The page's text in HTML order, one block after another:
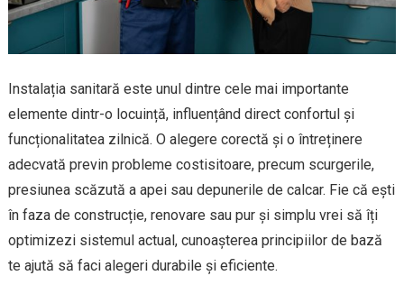
Instalația sanitară este unul dintre cele mai importante
elemente dintr-o locuință, influențând direct confortul și
funcționalitatea zilnică. O alegere corectă și o întreținere
adecvată previn probleme costisitoare, precum scurgerile,
presiunea scăzută a apei sau depunerile de calcar. Fie că ești
în faza de construcție, renovare sau pur și simplu vrei să îți
optimizezi sistemul actual, cunoașterea principiilor de bază
te ajută să faci alegeri durabile și eficiente.